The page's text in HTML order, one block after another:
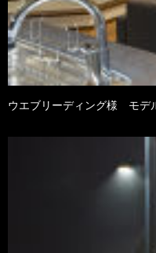
ウエブリーディング様 モデ